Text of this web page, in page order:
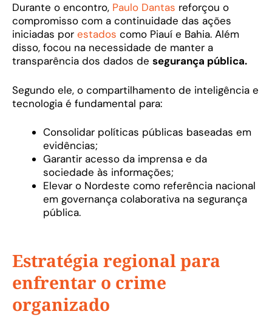
Durante o encontro, Paulo Dantas reforçou o
compromisso com a continuidade das ações
iniciadas por estados como Piauí e Bahia. Além
disso, focou na necessidade de manter a
transparência dos dados de segurança pública.
Segundo ele, o compartilhamento de inteligência e
tecnologia é fundamental para:
Consolidar políticas públicas baseadas em
evidências;
Garantir acesso da imprensa e da
sociedade às informações;
Elevar o Nordeste como referência nacional
em governança colaborativa na segurança
pública.
Estratégia regional para
enfrentar o crime
organizado